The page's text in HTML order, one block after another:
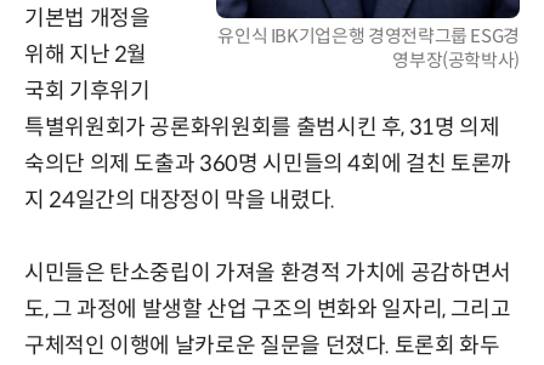
유인식 IBK기업은행 경영전략그룹 ESG경
영부장(공학박사)
기본법 개정을
위해 지난 2월
국회 기후위기
특별위원회가 공론화위원회를 출범시킨 후, 31명 의제
숙의단 의제 도출과 360명 시민들의 4회에 걸친 토론까
지 24일간의 대장정이 막을 내렸다.
시민들은 탄소중립이 가져올 환경적 가치에 공감하면서
도, 그 과정에 발생할 산업 구조의 변화와 일자리, 그리고
구체적인 이행에 날카로운 질문을 던졌다. 토론회 화두